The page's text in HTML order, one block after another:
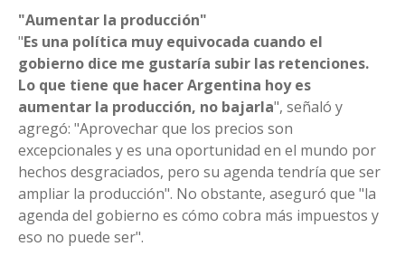
"Aumentar la producción"
"Es una política muy equivocada cuando el
gobierno dice me gustaría subir las retenciones.
Lo que tiene que hacer Argentina hoy es
aumentar la producción, no bajarla", señaló y
agregó: "Aprovechar que los precios son
excepcionales y es una oportunidad en el mundo por
hechos desgraciados, pero su agenda tendría que ser
ampliar la producción". No obstante, aseguró que "la
agenda del gobierno es cómo cobra más impuestos y
eso no puede ser".